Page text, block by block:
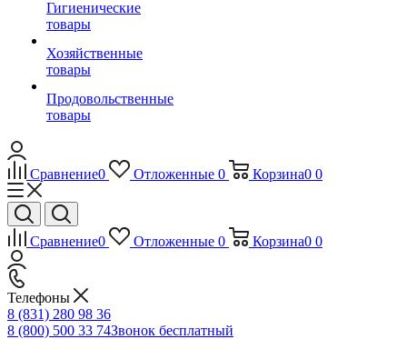
Гигиенические
товары
Хозяйственные
товары
Продовольственные
товары
Сравнение0 Отложенные 0 Корзина0 0
Сравнение0 Отложенные 0 Корзина0 0
Телефоны
8 (831) 280 98 36
8 (800) 500 33 74Звонок бесплатный